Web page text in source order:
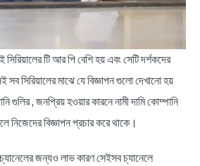
টি আর পি বেশি হয় এবং সেটি দর্শকদের
সিরিয়ালের মাঝে যে বিজ্ঞাপন গুলো দেখানো হয়
গুলির , জনপ্রিয় হওয়ার কারনে নামী দামি কোম্পানি
নিজেদের বিজ্ঞাপন প্রচার করে থাকে।
জন্যও লাভ কারণ সেইসব চ্যানেলে